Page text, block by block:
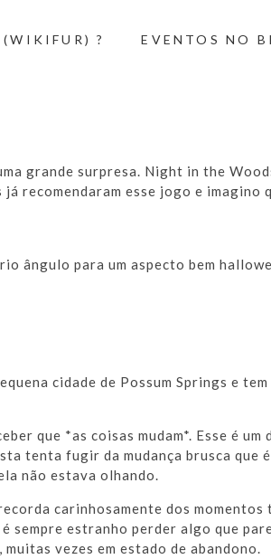
(WIKIFUR) ? EVENTOS NO
grande surpresa. Night in the
recomendaram esse jogo e imagino
ângulo para um aspecto bem
cidade de Possum Springs e
que *as coisas mudam*. Esse é um
tenta fugir da mudança brusca que
não estava olhando.
carinhosamente dos
sempre estranho perder algo que
vezes em estado de abandono.